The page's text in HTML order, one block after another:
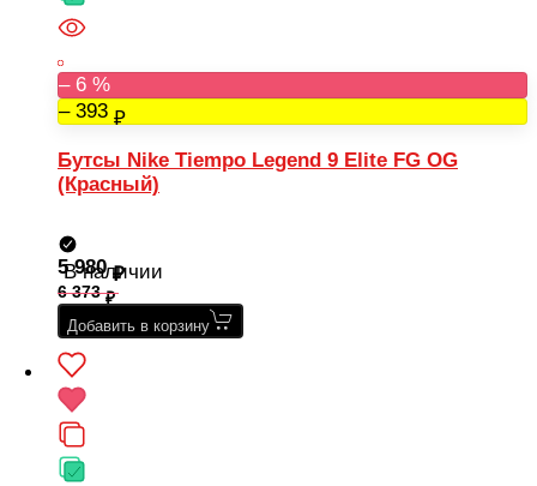
– 6 %
– 393
Бутсы Nike Tiempo Legend 9 Elite FG OG
(Красный)
В наличии
5 980
6 373
Добавить в корзину